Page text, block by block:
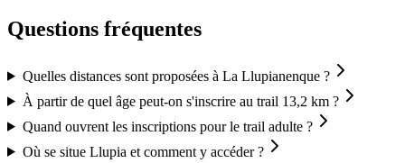
Questions fréquentes
Quelles distances sont proposées à La Llupianenque ?
À partir de quel âge peut-on s'inscrire au trail 13,2 km ?
Quand ouvrent les inscriptions pour le trail adulte ?
Où se situe Llupia et comment y accéder ?